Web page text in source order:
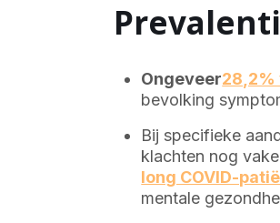
Ongeveer28,2%
bevolking
Bij specifieke
klachten nog
long COVID-
mentale